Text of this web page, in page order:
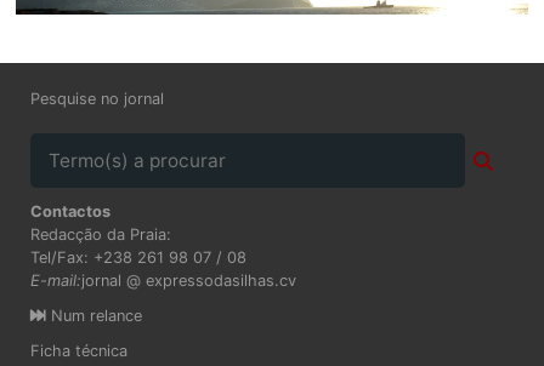
Pesquise no jornal
Contactos
Redacção da Praia:
Tel/Fax: +238 261 98 07 / 08
E-mail:jornal @ expressodasilhas.cv
Num relance
Ficha técnica